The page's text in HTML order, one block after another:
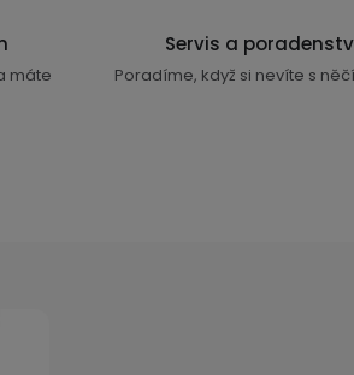
máte
Servis a
Poradíme, když si nevíte s